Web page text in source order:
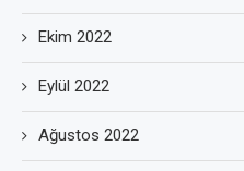
Ekim 2022
Eylül 2022
Ağustos 2022